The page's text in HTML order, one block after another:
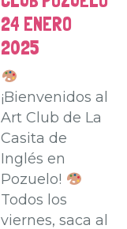
24 ENERO
2025
¡Bienvenidos al
Art Club de La
Casita de
Inglés en
Pozuelo!
Todos los
viernes, saca al